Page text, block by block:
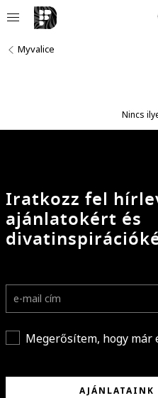
Myvalice
Nincs
Iratkozz fel
ajánlatokért és
Megerősítem, hogy már
AJÁNLATAINK